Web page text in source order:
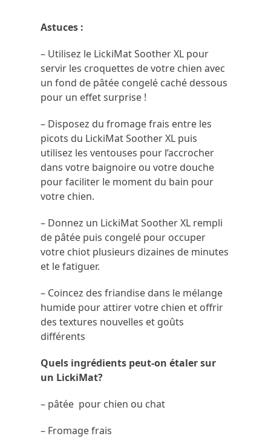
Astuces :
– Utilisez le LickiMat Soother XL pour
servir les croquettes de votre chien avec
un fond de pâtée congelé caché dessous
pour un effet surprise !
– Disposez du fromage frais entre les
picots du LickiMat Soother XL puis
utilisez les ventouses pour l’accrocher
dans votre baignoire ou votre douche
pour faciliter le moment du bain pour
votre chien.
– Donnez un LickiMat Soother XL rempli
de pâtée puis congelé pour occuper
votre chiot plusieurs dizaines de minutes
et le fatiguer.
– Coincez des friandise dans le mélange
humide pour attirer votre chien et offrir
des textures nouvelles et goûts
différents
Quels ingrédients peut-on étaler sur
un LickiMat?
– pâtée pour chien ou chat
– Fromage frais